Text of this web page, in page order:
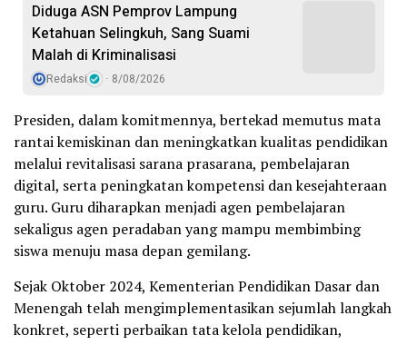
Diduga ASN Pemprov Lampung
Ketahuan Selingkuh, Sang Suami
Malah di Kriminalisasi
Redaksi 8/08/2026
Presiden, dalam komitmennya, bertekad memutus mata
rantai kemiskinan dan meningkatkan kualitas pendidikan
melalui revitalisasi sarana prasarana, pembelajaran
digital, serta peningkatan kompetensi dan kesejahteraan
guru. Guru diharapkan menjadi agen pembelajaran
sekaligus agen peradaban yang mampu membimbing
siswa menuju masa depan gemilang.
Sejak Oktober 2024, Kementerian Pendidikan Dasar dan
Menengah telah mengimplementasikan sejumlah langkah
konkret, seperti perbaikan tata kelola pendidikan,